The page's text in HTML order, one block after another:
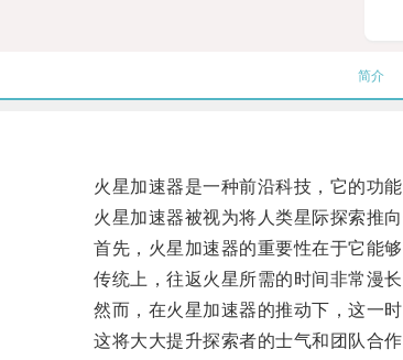
简介
火星加速器是一种前沿科技，它的功能
火星加速器被视为将人类星际探索推向
首先，火星加速器的重要性在于它能够
传统上，往返火星所需的时间非常漫长
然而，在火星加速器的推动下，这一时
这将大大提升探索者的士气和团队合作